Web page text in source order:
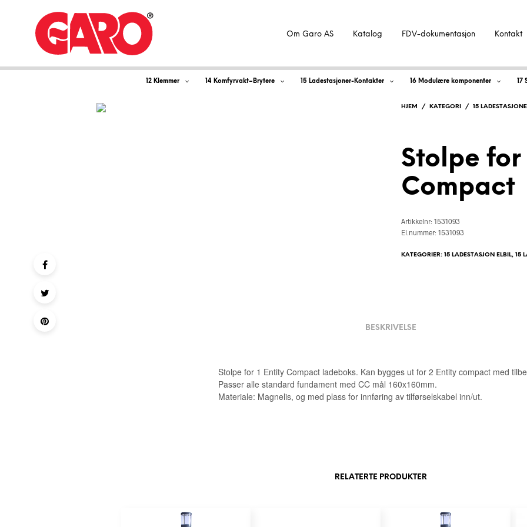
12 Klemmer 14 Komfyrvakt–Brytere 15 Ladestasjoner-Kontakter 16 Modulære komponenter
Om Garo AS Katalog FDV-dokumentasjon Kontakt
HJEM / KATEGORI / 15
Stolpe for
Compact
Artikkelnr: 1531093
El.nummer: 1531093
KATEGORIER: 15 LADESTASJON ELBIL, 15
BESKRIVELSE
Stolpe for 1 Entity Compact ladeboks. Kan bygges ut for 2 Entity compact med
Passer alle standard fundament med CC mål 160x160mm.
Materiale: Magnelis, og med plass for innføring av tilførselskabel inn/ut.
RELATERTE PRODUKTER